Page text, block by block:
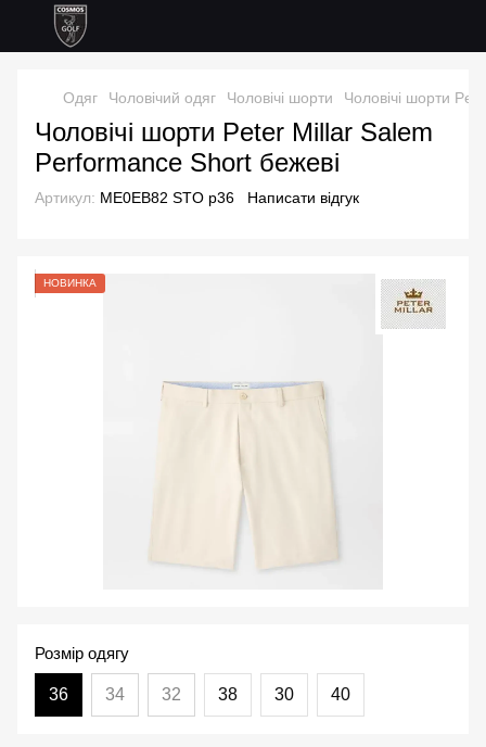
Одяг Чоловічий одяг Чоловічі шорти Чоловічі шорти
Чоловічі шорти Peter Millar Salem
Performance Short бежеві
Артикул: ME0EB82 STO р36 Написати відгук
НОВИНКА
Розмір одягу
36 34 32 38 30 40